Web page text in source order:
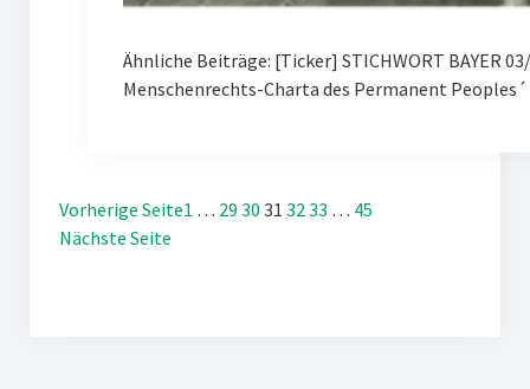
Ähnliche Beiträge: [Ticker] STICHWORT BAYER
Menschenrechts-Charta des Permanent
Vorherige Seite1 … 29 30 31 3233 … 45
Nächste Seite